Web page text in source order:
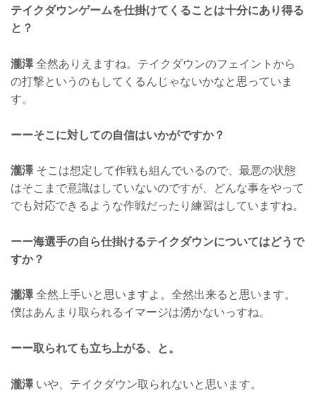
テイクダウンゲームを仕掛けてくることは十分にあり得る
と？
瀧澤全然ありえますね。テイクダウンのフェイントから
の打撃というのもしてくるんじゃないかなと思っていま
す。
ーーそこに対しての自信はいかがですか？
瀧澤そこは想定して作戦も組んでいるので、最悪の状態
はそこまで意識はしていないのですが、どんな事をやって
でも対応できるような作戦だったり練習はしていますね。
ーー海選手の自ら仕掛けるテイクダウンについてはどうで
すか？
瀧澤全然上手いと思いますよ。全然出来ると思います。
僕はあんまり取られるイマージは湧かないっすね。
ーー取られても立ち上がる、と。
瀧澤いや、テイクダウン取られないと思います。